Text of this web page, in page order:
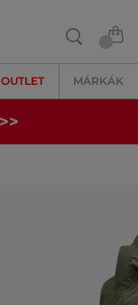
OUTLET MÁRKÁK